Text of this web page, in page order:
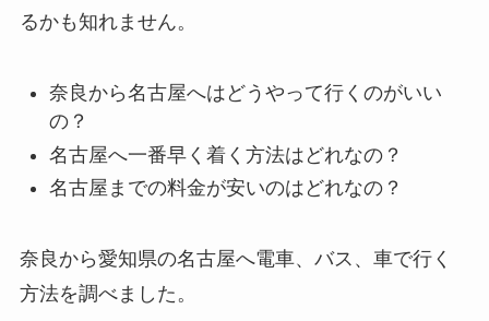
るかも知れません。
奈良から名古屋へはどうやって行くのがいい
の？
名古屋へ一番早く着く方法はどれなの？
名古屋までの料金が安いのはどれなの？
奈良から愛知県の名古屋へ電車、バス、車で行く
方法を調べました。